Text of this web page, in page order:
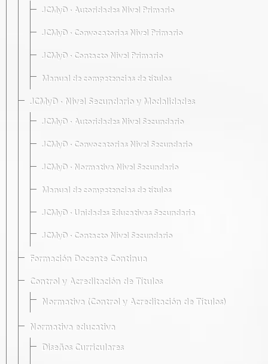
JCMyD · Autoridades Nivel Primario
JCMyD · Convocatorias Nivel Primario
JCMyD · Contacto Nivel Primario
Manual de competencias de títulos
JCMyD · Nivel Secundario y Modalidades
JCMyD · Autoridades Nivel Secundario
JCMyD · Convocatorias Nivel Secundario
JCMyD · Normativa Nivel Secundario
Manual de competencias de títulos
JCMyD · Unidades Educativas Secundaria
JCMyD · Contacto Nivel Secundario
Formación Docente Continua
Control y Acreditación de Títulos
Normativa (Control y Acreditación de Títulos)
Normativa educativa
Diseños Curriculares